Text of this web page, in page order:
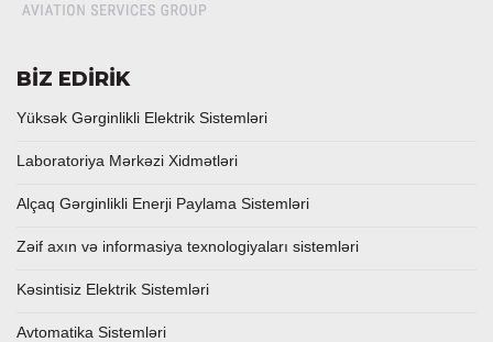
BİZ EDİRİK
Yüksək Gərginlikli Elektrik Sistemləri
Laboratoriya Mərkəzi Xidmətləri
Alçaq Gərginlikli Enerji Paylama Sistemləri
Zəif axın və informasiya texnologiyaları sistemləri
Kəsintisiz Elektrik Sistemləri
Avtomatika Sistemləri